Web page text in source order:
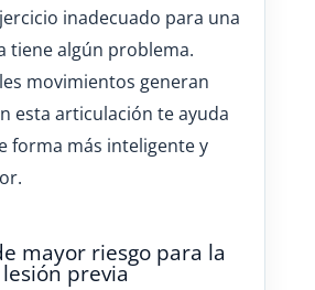
inadecuado para una
tiene algún problema.
movimientos generan
esta articulación te ayuda
forma más inteligente y
mayor riesgo para la
previa